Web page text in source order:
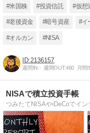
#米国株 #投資信託 #仮想
#老後資金 #暗号資産 #イ
#オルカン #NISA
2136157
週間IN:- 週間OUT:460 月間
NISAで積立投資手帳
つみたてNISAやiDeCoでイ